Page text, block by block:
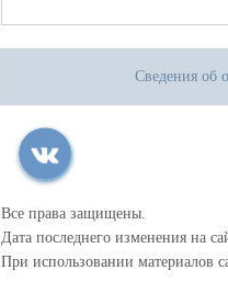
Сведения об
Все права защищены.
Дата последнего изменения на
При использовании материалов